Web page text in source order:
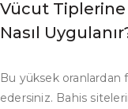
Vücut Tiplerine
Nasıl
Bu yüksek oranlardan
edersiniz. Bahis